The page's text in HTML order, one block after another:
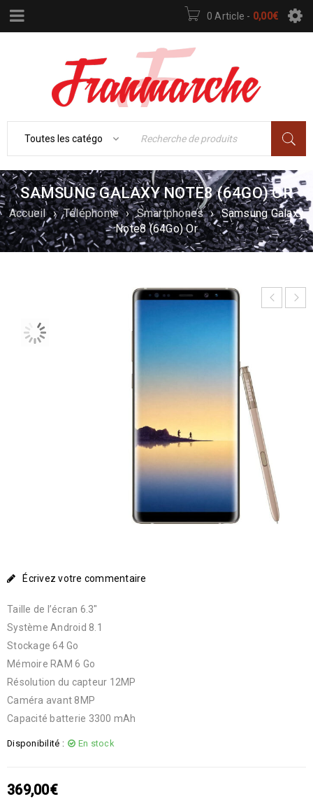
0 Article - 0,00€
SAMSUNG GALAXY NOTE8 (64GO) OR
Accueil › Téléphonie › Smartphones › Samsung Galaxy
Note8 (64Go) Or
Écrivez votre commentaire
Taille de l’écran 6.3″
Système Android 8.1
Stockage 64 Go
Mémoire RAM 6 Go
Résolution du capteur 12MP
Caméra avant 8MP
Capacité batterie 3300 mAh
Disponibilité : En stock
369,00€